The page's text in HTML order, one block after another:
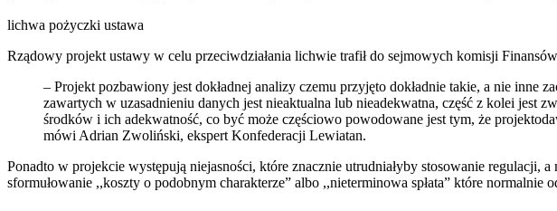
lichwa pożyczki ustawa
Rządowy projekt ustawy w celu przeciwdziałania lichwie trafił do sejmowych komisji
– Projekt pozbawiony jest dokładnej analizy czemu przyjęto dokładnie takie, a nie
zawartych w uzasadnieniu danych jest nieaktualna lub nieadekwatna, część z kolei jest
środków i ich adekwatność, co być może częściowo powodowane jest tym, że
mówi Adrian Zwoliński, ekspert Konfederacji Lewiatan.
Ponadto w projekcie występują niejasności, które znacznie utrudniałyby stosowanie
sformułowanie ,,koszty o podobnym charakterze” albo ,,nieterminowa spłata” które